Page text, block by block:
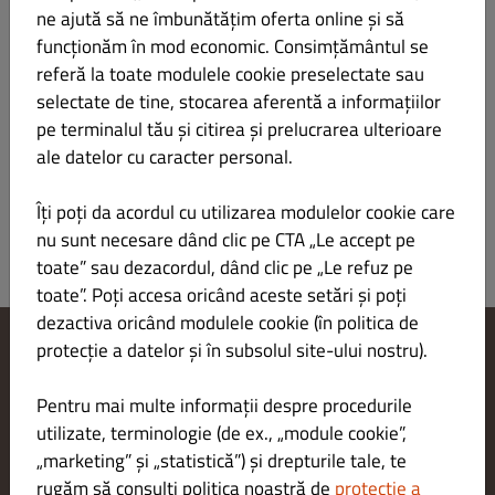
20:00)
17:00)
sâmbătă
(08:00 -
20:00)
ÎNCHIS ÎNCHIS
duminică
(08:00 -
ÎNCHIS
Contactează-ne
Politica de confidențialitate
Termeni și condiții
Aviz juridic
METODE DE PLATĂ PENTRU LIVRARE
ne ajută să ne îmbunătățim oferta online și să
funcționăm în mod economic. Consimțământul se
referă la toate modulele cookie preselectate sau
selectate de tine, stocarea aferentă a informațiilor
pe terminalul tău și citirea și prelucrarea ulterioare
ale datelor cu caracter personal.
Îți poți da acordul cu utilizarea modulelor cookie care
nu sunt necesare dând clic pe CTA „Le accept pe
toate” sau dezacordul, dând clic pe „Le refuz pe
toate”. Poți accesa oricând aceste setări și poți
dezactiva oricând modulele cookie (în politica de
protecție a datelor și în subsolul site-ului nostru).
Pentru mai multe informații despre procedurile
utilizate, terminologie (de ex., „module cookie”,
„marketing” și „statistică”) și drepturile tale, te
rugăm să consulți politica noastră de protecție a